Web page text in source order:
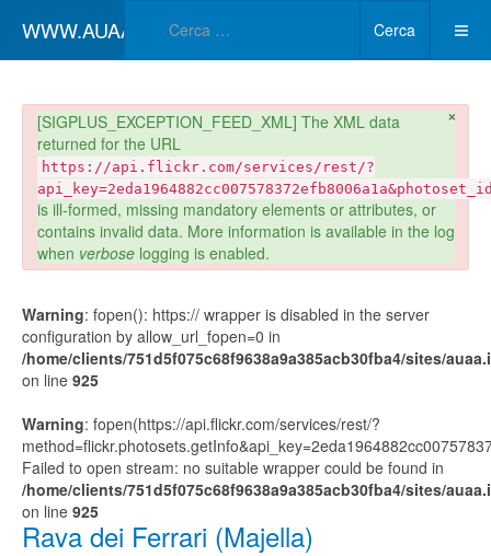
WWW.AUAA.IT
Cerca
×
danger
[SIGPLUS_EXCEPTION_FEED_XML] The XML data
returned for the URL
https://api.flickr.com/services/rest/?
is ill-formed, missing mandatory elements or attributes, or
contains invalid data. More information is available in the log
when verboselogging is enabled.
Warning: fopen(): https:// wrapper is disabled in the server
configuration by allow_url_fopen=0 in
/home/clients/751d5f075c68f9638a9a385acb30fba4/sites/
on line 925
Warning: fopen(https://api.flickr.com/services/rest/?
Failed to open stream: no suitable wrapper could be found in
/home/clients/751d5f075c68f9638a9a385acb30fba4/sites/
on line 925
Rava dei Ferrari (Majella)